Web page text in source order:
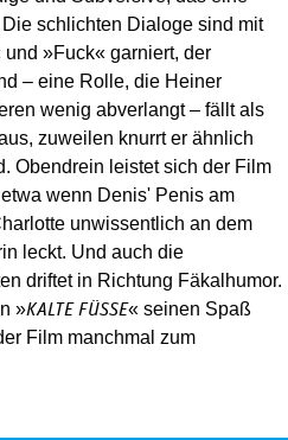
schlichten Dialoge sind mit
»Fuck« garniert, der
– eine Rolle, die Heiner
wenig abverlangt – fällt als
zuweilen knurrt er ähnlich
Obendrein leistet sich der Film
wenn Denis' Penis am
unwissentlich an dem
leckt. Und auch die
driftet in Richtung Fäkalhumor.
»KALTE FÜSSE « seinen Spaß
Film manchmal zum